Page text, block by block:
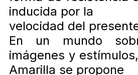
inducida por la
velocidad del
En un mundo
imágenes y
Amarilla se propone